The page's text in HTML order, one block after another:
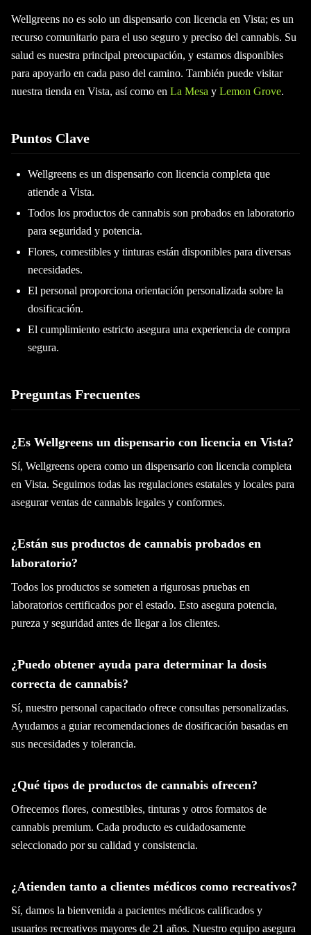
Wellgreens no es solo un dispensario con licencia en Vista; es un
recurso comunitario para el uso seguro y preciso del cannabis. Su
salud es nuestra principal preocupación, y estamos disponibles
para apoyarlo en cada paso del camino. También puede visitar
nuestra tienda en Vista, así como en La Mesa y Lemon Grove.
Puntos Clave
Wellgreens es un dispensario con licencia completa que
atiende a Vista.
Todos los productos de cannabis son probados en laboratorio
para seguridad y potencia.
Flores, comestibles y tinturas están disponibles para diversas
necesidades.
El personal proporciona orientación personalizada sobre la
dosificación.
El cumplimiento estricto asegura una experiencia de compra
segura.
Preguntas Frecuentes
¿Es Wellgreens un dispensario con licencia en Vista?
Sí, Wellgreens opera como un dispensario con licencia completa
en Vista. Seguimos todas las regulaciones estatales y locales para
asegurar ventas de cannabis legales y conformes.
¿Están sus productos de cannabis probados en
laboratorio?
Todos los productos se someten a rigurosas pruebas en
laboratorios certificados por el estado. Esto asegura potencia,
pureza y seguridad antes de llegar a los clientes.
¿Puedo obtener ayuda para determinar la dosis
correcta de cannabis?
Sí, nuestro personal capacitado ofrece consultas personalizadas.
Ayudamos a guiar recomendaciones de dosificación basadas en
sus necesidades y tolerancia.
¿Qué tipos de productos de cannabis ofrecen?
Ofrecemos flores, comestibles, tinturas y otros formatos de
cannabis premium. Cada producto es cuidadosamente
seleccionado por su calidad y consistencia.
¿Atienden tanto a clientes médicos como recreativos?
Sí, damos la bienvenida a pacientes médicos calificados y
usuarios recreativos mayores de 21 años. Nuestro equipo asegura